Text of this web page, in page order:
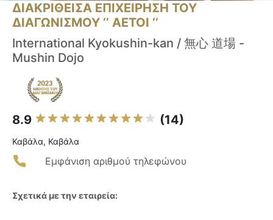
ΔΙΑΚΡΙΘΕΙΣΑ ΕΠΙΧΕΙΡΗΣΗ ΤΟΥ
ΔΙΑΓΩΝΙΣΜΟΥ ‘’ ΑΕΤΟΙ ‘’
International Kyokushin-kan / 無心 道場 -
Mushin Dojo
8.9 (14)
Καβάλα, Καβάλα
Εμφάνιση αριθμού τηλεφώνου
Σχετικά με την εταιρεία: